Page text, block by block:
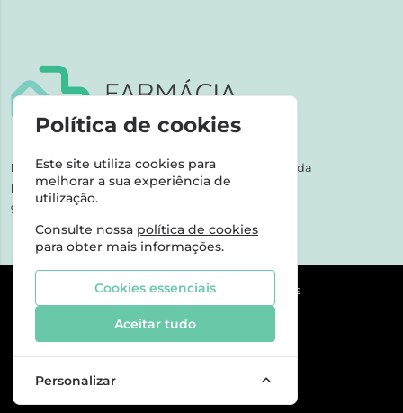
NIPC:507 590 490 | Farmácias Tarige Unipessoal Lda
Horário de Atendimento:
9-17h dias úteis
©2026 Todos os direitos reservados
Política de cookies
Este site utiliza cookies para
melhorar a sua experiência de
utilização.
Consulte nossa política de cookies
para obter mais informações.
Cookies essenciais
Aceitar tudo
Personalizar